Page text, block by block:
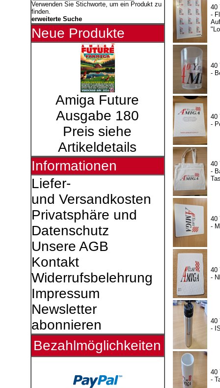
Verwenden Sie Stichworte, um ein Produkt zu
finden.
erweiterte Suche
Neue Produkte
Amiga Future
Ausgabe 180
Preis siehe
Artikeldetails
Informationen
Liefer-
und Versandkosten
Privatsphäre und
Datenschutz
Unsere AGB
Kontakt
Widerrufsbelehrung
Impressum
Newsletter
abonnieren
Bezahlmöglichkeiten
40
-
40
-
40
-
40
-
40
-
40
-
40
-
40
-